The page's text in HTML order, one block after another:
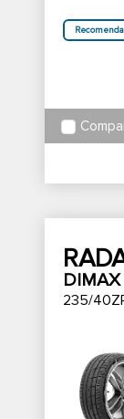
DIMAX
235/